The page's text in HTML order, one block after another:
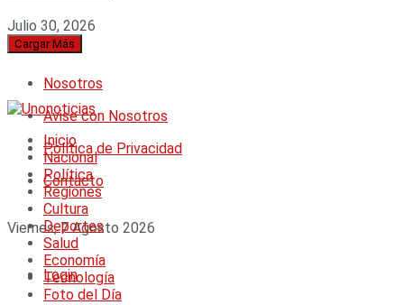
Julio 30, 2026
Cargar Más
Nosotros
Avise con Nosotros
Política de Privacidad
Contacto
Viernes, 7 Agosto 2026
Login
Inicio
Nacional
Política
Regiones
Cultura
Deportes
Salud
Economía
Tecnología
Foto del Día